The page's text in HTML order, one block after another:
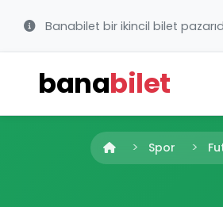
Banabilet bir ikincil bilet
banabilet
Spor